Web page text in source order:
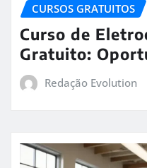
CURSOS GRATUITOS
Curso de
Gratuito:
Redação Evolution